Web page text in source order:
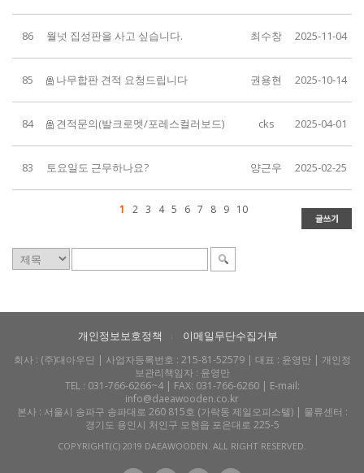
86 월넛 집성판을 사고 싶습니다. 최수창 2025-11-04
85 나무합판 견적 요청드립니다 권용현 2025-10-14
84 견적문의(발크로멧/포레스컬러보드) cks 2025-04-01
83 토요일도 근무하나요? 양근우 2025-02-25
1 2 3 4 5 6 7 8 9 10
개인정보보호정책 이메일무단수집거부
회사 : (주)대아우딘 | 사업자등록번호 : 215-81-52579 | 대표 : 윤영만 | 개인정
보관리책임자 : 윤영만
TEL : 031-766-6266~4 | FAX: 031-766-6260 | E-mail:
info@daeawooden.co.kr
본사 : 서울시 송파구 송파대로 260 815호 (가락동 제일오피스텔) | 물류센터 :
경기도 용인시 처인구 모현읍 포은대로 225-5
COPYRIGHT(C) 2019 DAEAWOODEN. ALL RIGHT RESERVED.